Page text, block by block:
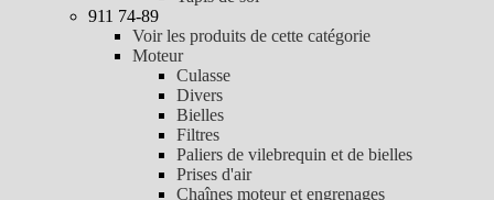
911 74-89
Voir les produits de cette catégorie
Moteur
Culasse
Divers
Bielles
Filtres
Paliers de vilebrequin et de bielles
Prises d'air
Chaînes moteur et engrenages